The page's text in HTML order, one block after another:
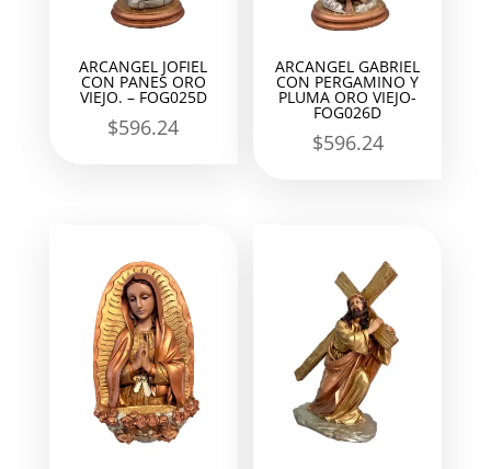
ARCANGEL JOFIEL
CON PANES ORO
VIEJO. – FOG025D
$596.24
ARCANGEL GABRIEL
CON PERGAMINO Y
PLUMA ORO VIEJO-
FOG026D
$596.24